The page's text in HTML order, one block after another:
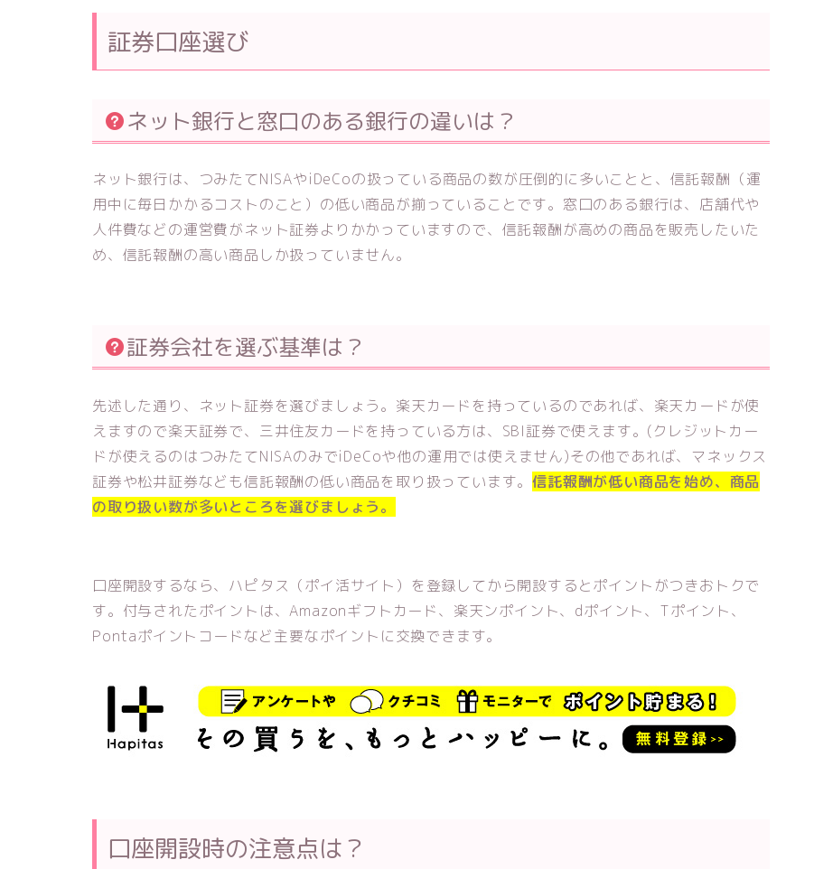
証券口座選び
ネット銀行と窓口のある銀行の違いは？
ネット銀行は、つみたてNISAやiDeCoの扱っている商品の数が圧倒的に多いことと、信託報酬（運
用中に毎日かかるコストのこと）の低い商品が揃っていることです。窓口のある銀行は、店舗代や
人件費などの運営費がネット証券よりかかっていますので、信託報酬が高めの商品を販売したいた
め、信託報酬の高い商品しか扱っていません。
証券会社を選ぶ基準は？
先述した通り、ネット証券を選びましょう。楽天カードを持っているのであれば、楽天カードが使
えますので楽天証券で、三井住友カードを持っている方は、SBI証券で使えます。(クレジットカー
ドが使えるのはつみたてNISAのみでiDeCoや他の運用では使えません)その他であれば、マネックス
証券や松井証券なども信託報酬の低い商品を取り扱っています。信託報酬が低い商品を始め、商品
の取り扱い数が多いところを選びましょう。
口座開設するなら、ハピタス（ポイ活サイト）を登録してから開設するとポイントがつきおトクで
す。付与されたポイントは、Amazonギフトカード、楽天ンポイント、dポイント、Tポイント、
Pontaポイントコードなど主要なポイントに交換できます。
口座開設時の注意点は？